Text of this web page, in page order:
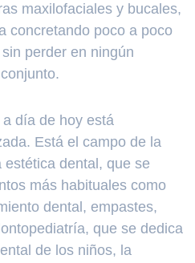
maxilofaciales y bucales,
concretando poco a poco
perder en ningún
día de hoy está
Está el campo de la
dental, que se
más habituales como
dental, empastes,
que se dedica
de los niños, la